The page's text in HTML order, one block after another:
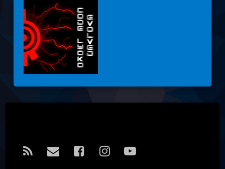
RSS E-mailFacebook
Instagram
YouTube